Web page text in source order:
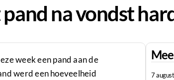
na vondst
week een pand aan de
werd een hoeveelheid
7